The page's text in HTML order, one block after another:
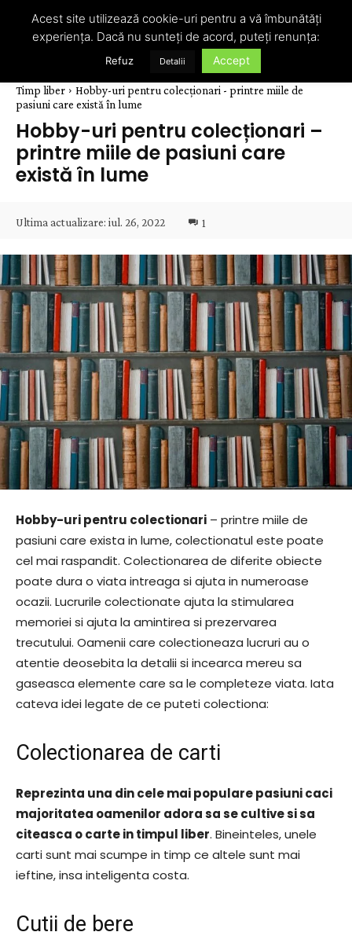
Timp liber
Hobby-uri pentru colecționari - printre miile de
pasiuni care există în lume
Hobby-uri pentru colecționari –
printre miile de pasiuni care
există în lume
Ultima actualizare: iul. 26, 2022 1
Hobby-uri pentru colectionari – printre miile de
pasiuni care exista in lume, colectionatul este poate
cel mai raspandit. Colectionarea de diferite obiecte
poate dura o viata intreaga si ajuta in numeroase
ocazii. Lucrurile colectionate ajuta la stimularea
memoriei si ajuta la amintirea si prezervarea
trecutului. Oamenii care colectioneaza lucruri au o
atentie deosebita la detalii si incearca mereu sa
gaseasca elemente care sa le completeze viata. Iata
cateva idei legate de ce puteti colectiona:
Colectionarea de carti
Reprezinta una din cele mai populare pasiuni caci
majoritatea oamenilor adora sa se cultive si sa
citeasca o carte in timpul liber. Bineinteles, unele
carti sunt mai scumpe in timp ce altele sunt mai
ieftine, insa inteligenta costa.
Cutii de bere
Acest site utilizează cookie-uri pentru a vă îmbunătăți
experiența. Dacă nu sunteți de acord, puteți renunța:
Refuz Detalii Accept